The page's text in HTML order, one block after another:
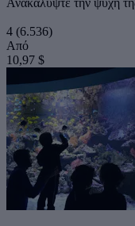
4 (6.536)
Από
10,97 $